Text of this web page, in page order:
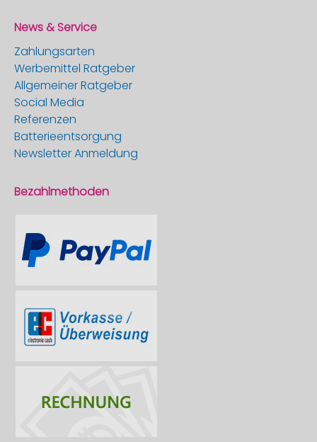
News & Service
Zahlungsarten
Werbemittel Ratgeber
Allgemeiner Ratgeber
Social Media
Referenzen
Batterieentsorgung
Newsletter Anmeldung
Bezahlmethoden